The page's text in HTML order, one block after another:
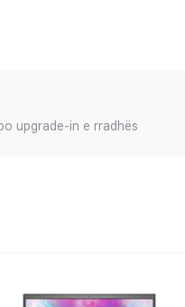
upgrade-in e rradhës